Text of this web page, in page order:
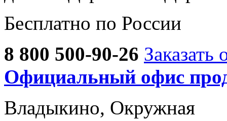
Бесплатно по России
8 800 500-90-26 Заказать
Официальный офис
Владыкино, Окружная